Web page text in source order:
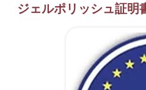
ジェルポリッシュ証明